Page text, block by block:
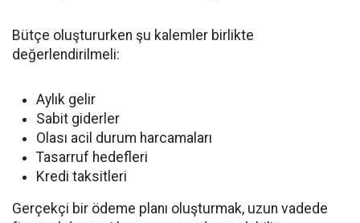
Bütçe oluştururken şu kalemler birlikte
değerlendirilmeli:
Aylık gelir
Sabit giderler
Olası acil durum harcamaları
Tasarruf hedefleri
Kredi taksitleri
Gerçekçi bir ödeme planı oluşturmak, uzun vadede